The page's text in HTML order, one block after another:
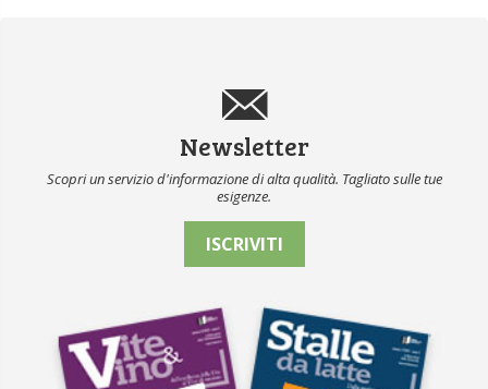
Newsletter
Scopri un servizio d'informazione di alta qualità. Tagliato sulle tue
esigenze.
ISCRIVITI